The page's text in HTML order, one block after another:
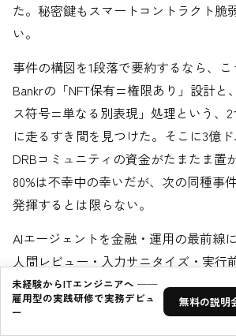
た。秘密鍵もスマートコントラクト脆
い。
事件の構図を1段落で要約するなら、
Bankrの「NFT保有=権限あり」設計と
ス符号=単なる別表現」処理という、
に走るすき間を見つけた。そこに3億
DRBコミュニティの資金がたまたま置
80%は不幸中の幸いだが、次の同種事
発揮するとは限らない。
AIエージェントを金融・運用の最前線
人間レビュー・入力サニタイズ・実行
を「省略可能な機能」ではなく「商用
実装する必要がある。今回の事件は、
未経験からITエンジニアへ ──
雇用型の実践研修で実務デビュ
ー
無料の説明